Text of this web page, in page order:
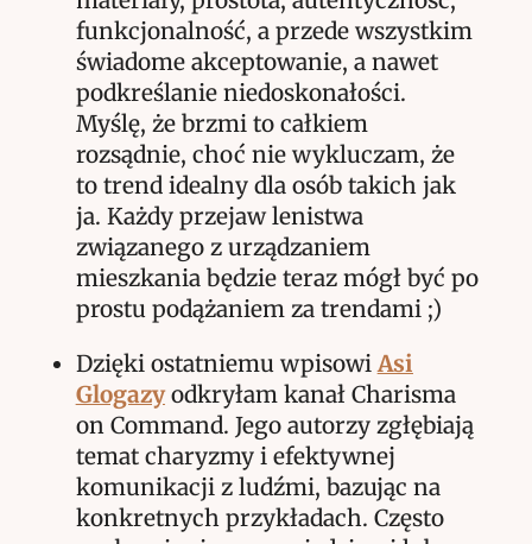
funkcjonalność, a przede wszystkim
świadome akceptowanie, a nawet
podkreślanie niedoskonałości.
Myślę, że brzmi to całkiem
rozsądnie, choć nie wykluczam, że
to trend idealny dla osób takich jak
ja. Każdy przejaw lenistwa
związanego z urządzaniem
mieszkania będzie teraz mógł być po
prostu podążaniem za trendami ;)
Dzięki ostatniemu wpisowi Asi
Glogazy odkryłam kanał Charisma
on Command. Jego autorzy zgłębiają
temat charyzmy i efektywnej
komunikacji z ludźmi, bazując na
konkretnych przykładach. Często